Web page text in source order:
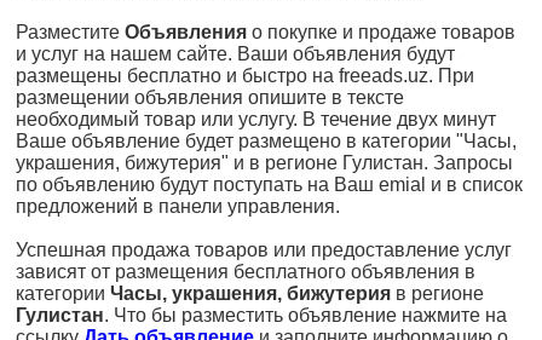
Разместите Объявления о покупке и продаже товаров
и услуг на нашем сайте. Ваши объявления будут
размещены бесплатно и быстро на freeads.uz. При
размещении объявления опишите в тексте
необходимый товар или услугу. В течение двух минут
Ваше объявление будет размещено в категории "Часы,
украшения, бижутерия" и в регионе Гулистан. Запросы
по объявлению будут поступать на Ваш emial и в список
предложений в панели управления.
Успешная продажа товаров или предоставление услуг
зависят от размещения бесплатного объявления в
категории Часы, украшения, бижутерия в регионе
Гулистан. Что бы разместить объявление нажмите на